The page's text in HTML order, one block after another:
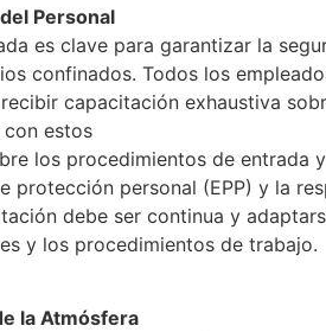
Personal
es clave para garantizar la
confinados. Todos los
capacitación exhaustiva
estos
los procedimientos de entrada
protección personal (EPP) y la
debe ser continua y
y los procedimientos de trabajo.
la Atmósfera